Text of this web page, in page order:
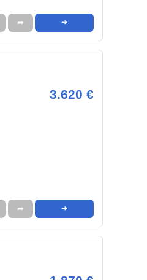
➦ ➜
3.620 €
➦ ➜